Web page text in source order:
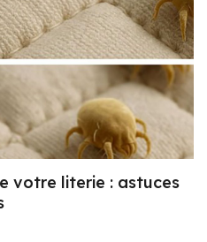
votre literie : astuces